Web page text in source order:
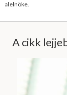
alelnöke.
A cikk